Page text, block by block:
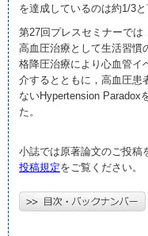
を達成しているのは約1/3
第27回プレスセミナーで
高血圧治療として生活習慣
格降圧治療により心血管イ
介するとともに，高血圧患
ないHypertension Paradox
た。
小誌では原著論文のご投稿
投稿規定をご覧ください。